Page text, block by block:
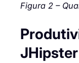
Figura 2 –